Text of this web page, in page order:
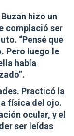
hizo un
complació ser
“Pensé que
Pero luego le
había
Practicó la
física del ojo.
ocular, y el
ser leídas